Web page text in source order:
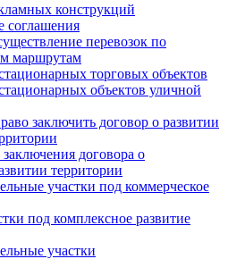
конструкций
соглашения
перевозок по
маршрутам
торговых объектов
объектов уличной
заключить договор о развитии
договора о
территории
участки под коммерческое
под комплексное развитие
участки